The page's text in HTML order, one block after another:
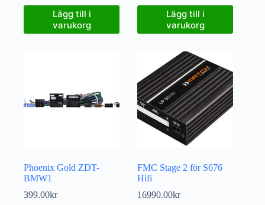
Lägg till i
varukorg
Lägg till i
varukorg
Phoenix Gold ZDT-
BMW1
399.00kr
FMC Stage 2 för S676
Hifi
16990.00kr